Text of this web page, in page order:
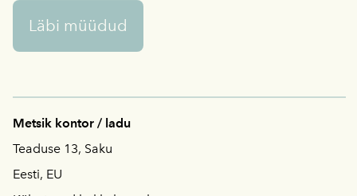
Läbi müüdud
Metsik kontor / ladu
Teaduse 13, Saku
Eesti, EU